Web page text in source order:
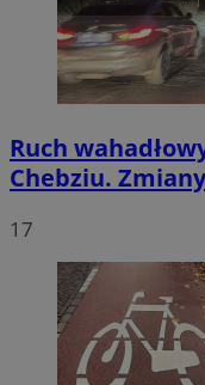
Ruch
Chebziu.
17